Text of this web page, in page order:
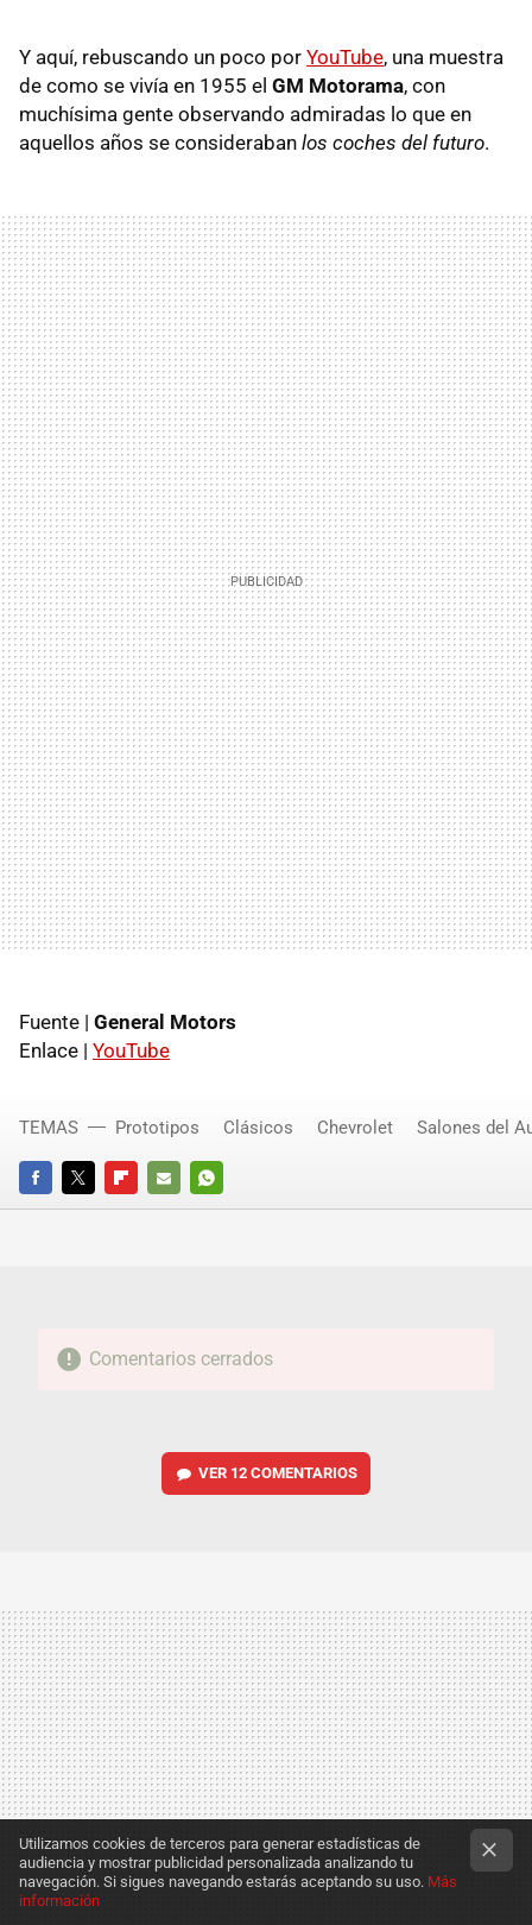
Y aquí, rebuscando un poco por YouTube, una muestra
de como se vivía en 1955 el GM Motorama, con
muchísima gente observando admiradas lo que en
aquellos años se consideraban los coches del futuro.
Fuente | General Motors
Enlace | YouTube
FACEBOOKTWITTERFLIPBOARD
E-
WHATSAPP
TEMAS Prototipos Clásicos Chevrolet Salones del
Comentarios cerrados
VER 12 COMENTARIOS
Utilizamos cookies de terceros para generar estadísticas de
audiencia y mostrar publicidad personalizada analizando tu
navegación. Si sigues navegando estarás aceptando su uso. Más
información